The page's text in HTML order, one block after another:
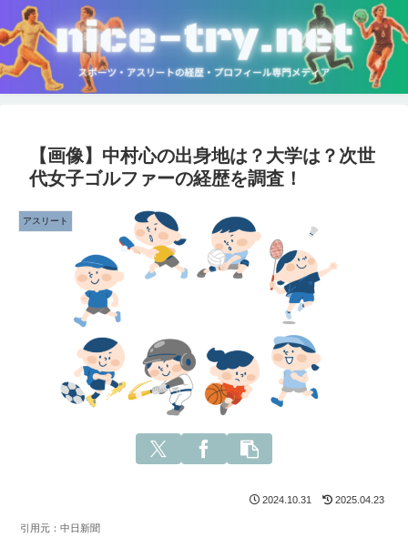
【画像】中村心の出身地は？大学は？次世
代女子ゴルファーの経歴を調査！
アスリート
2024.10.31 2025.04.23
引用元：中日新聞